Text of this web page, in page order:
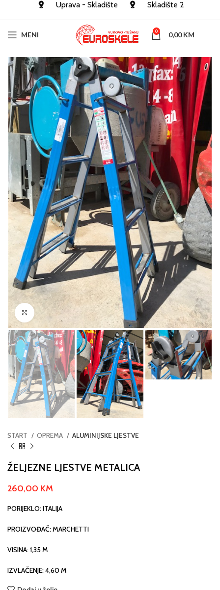
Uprava - Skladište Skladište 2
MENI 0 0,00KM
Click to enlarge
START OPREMA ALUMINIJSKE LJESTVE
ŽELJEZNE LJESTVE METALICA
260,00 KM
PORIJEKLO: ITALIJA
PROIZVOĐAČ: MARCHETTI
VISINA: 1,35 M
IZVLAČENJE: 4,60 M